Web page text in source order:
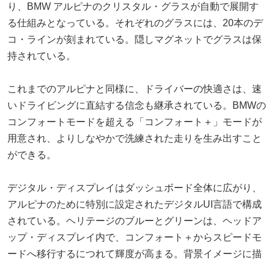
り、BMW アルピナのクリスタル・グラスが自動で展開す
る仕組みとなっている。それぞれのグラスには、20本のデ
コ・ラインが刻まれている。隠しマグネットでグラスは保
持されている。
これまでのアルピナと同様に、ドライバーの快適さは、速
いドライビングに直結する信念も継承されている。BMWの
コンフォートモードを超える「コンフォート＋」モードが
用意され、よりしなやかで洗練された走りを生み出すこと
ができる。
デジタル・ディスプレイはダッシュボード全体に広がり、
アルピナのために特別に設定されたデジタルUI言語で構成
されている。ヘリテージのブルーとグリーンは、ヘッドア
ップ・ディスプレイ内で、コンフォート＋からスピードモ
ードへ移行するにつれて輝度が高まる。背景イメージに描